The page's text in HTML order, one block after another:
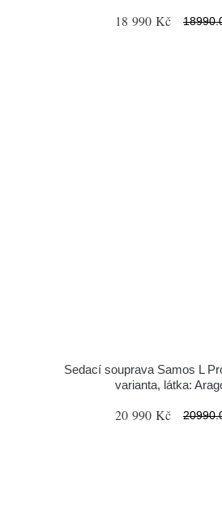
18 990 Kč
Sedací souprava Samos L
varianta, látka:
20 990 Kč